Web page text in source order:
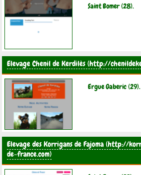
Saint Bomer (28).
Elevage Chenil de Kerdilès
Ergue Gaberic (29).
Elevage des Korrigans de Fajoma